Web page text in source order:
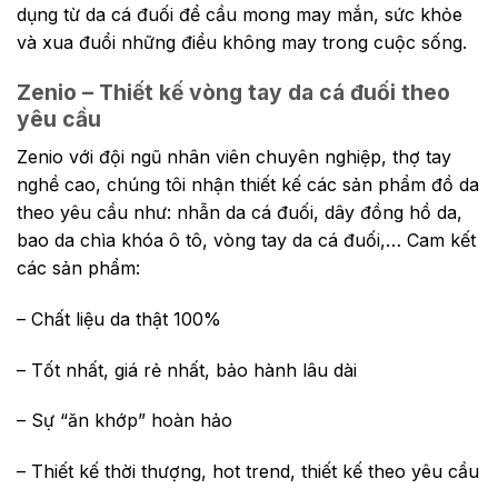
dụng từ da cá đuối để cầu mong may mắn, sức khỏe
và xua đuổi những điều không may trong cuộc sống.
Zenio – Thiết kế vòng tay da cá đuối theo
yêu cầu
Zenio với đội ngũ nhân viên chuyên nghiệp, thợ tay
nghề cao, chúng tôi nhận thiết kế các sản phẩm đồ da
theo yêu cầu như: nhẫn da cá đuối, dây đồng hồ da,
bao da chìa khóa ô tô, vòng tay da cá đuối,… Cam kết
các sản phẩm:
– Chất liệu da thật 100%
– Tốt nhất, giá rẻ nhất, bảo hành lâu dài
– Sự “ăn khớp” hoàn hảo
– Thiết kế thời thượng, hot trend, thiết kế theo yêu cầu